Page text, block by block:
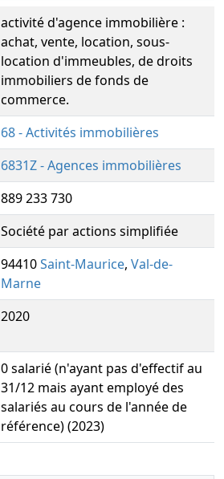
activité d'agence immobilière :
achat, vente, location, sous-
location d'immeubles, de droits
immobiliers de fonds de
commerce.
68 - Activités immobilières
6831Z - Agences immobilières
889 233 730
Société par actions simplifiée
94410Saint-Maurice, Val-de-
Marne
2020
0 salarié (n'ayant pas d'effectif au
31/12 mais ayant employé des
salariés au cours de l'année de
référence) (2023)